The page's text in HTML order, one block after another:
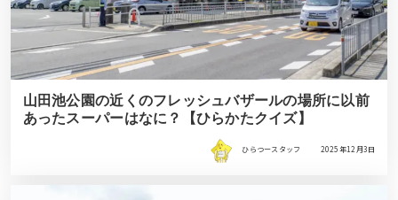
山田池公園の近くのフレッシュバザールの場所に以前
あったスーパーはなに？【ひらかたクイズ】
ひらつースタッフ 2025年12月3日